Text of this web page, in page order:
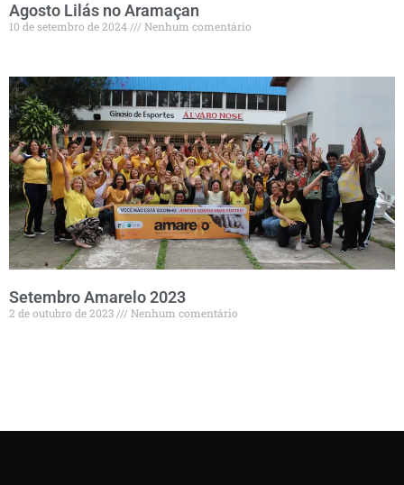
Agosto Lilás no Aramaçan
10 de setembro de 2024 Nenhum comentário
Setembro Amarelo 2023
2 de outubro de 2023 Nenhum comentário